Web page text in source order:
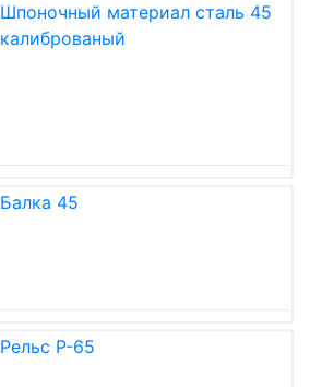
Шпоночный материал сталь 45
калиброваный
Балка 45
Рельс Р-65